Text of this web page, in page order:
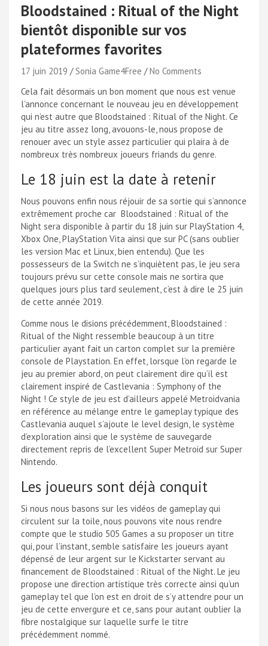
Bloodstained : Ritual of the Night
bientôt disponible sur vos
plateformes favorites
17 juin 2019 Sonia Game4Free
No Comments
Cela fait désormais un bon moment que nous est venue
l’annonce concernant le nouveau jeu en développement
qui n’est autre que Bloodstained : Ritual of the Night. Ce
jeu au titre assez long, avouons-le, nous propose de
renouer avec un style assez particulier qui plaira à de
nombreux très nombreux joueurs friands du genre.
Le 18 juin est la date à retenir
Nous pouvons enfin nous réjouir de sa sortie qui s’annonce
extrêmement proche car Bloodstained : Ritual of the
Night sera disponible à partir du 18 juin sur PlayStation 4,
Xbox One, PlayStation Vita ainsi que sur PC (sans oublier
les version Mac et Linux, bien entendu). Que les
possesseurs de la Switch ne s’inquiètent pas, le jeu sera
toujours prévu sur cette console mais ne sortira que
quelques jours plus tard seulement, c’est à dire le 25 juin
de cette année 2019.
Comme nous le disions précédemment, Bloodstained :
Ritual of the Night ressemble beaucoup à un titre
particulier ayant fait un carton complet sur la première
console de Playstation. En effet, lorsque l’on regarde le
jeu au premier abord, on peut clairement dire qu’il est
clairement inspiré de Castlevania : Symphony of the
Night ! Ce style de jeu est d’ailleurs appelé Metroidvania
en référence au mélange entre le gameplay typique des
Castlevania auquel s’ajoute le level design, le système
d’exploration ainsi que le système de sauvegarde
directement repris de l’excellent Super Metroid sur Super
Nintendo.
Les joueurs sont déjà conquit
Si nous nous basons sur les vidéos de gameplay qui
circulent sur la toile, nous pouvons vite nous rendre
compte que le studio 505 Games a su proposer un titre
qui, pour l’instant, semble satisfaire les joueurs ayant
dépensé de leur argent sur le Kickstarter servant au
financement de Bloodstained : Ritual of the Night. Le jeu
propose une direction artistique très correcte ainsi qu’un
gameplay tel que l’on est en droit de s’y attendre pour un
jeu de cette envergure et ce, sans pour autant oublier la
fibre nostalgique sur laquelle surfe le titre
précédemment nommé.